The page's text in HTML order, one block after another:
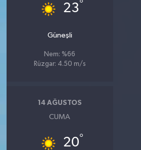
23°
Güneşli
Nem: %66
Rüzgar: 4.50 m/s
14 AĞUSTOS
CUMA
20°